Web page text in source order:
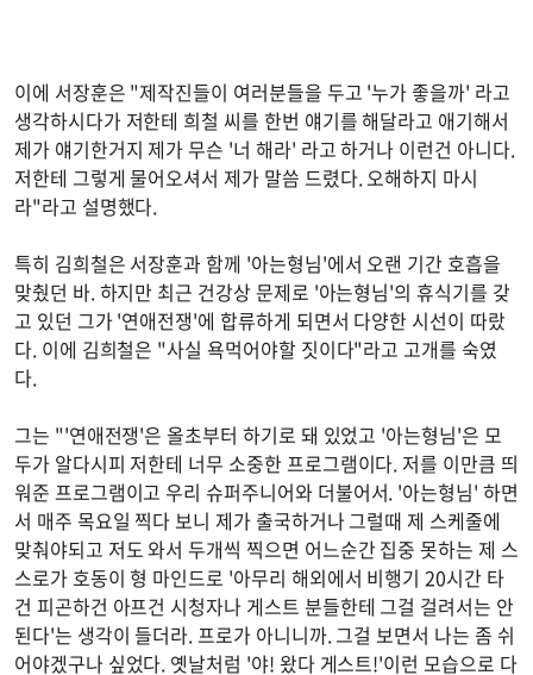
이에 서장훈은 "제작진들이 여러분들을 두고 '누가 좋을까' 라고
생각하시다가 저한테 희철 씨를 한번 얘기를 해달라고 애기해서
제가 얘기한거지 제가 무슨 '너 해라' 라고 하거나 이런건 아니다.
저한테 그렇게 물어오셔서 제가 말씀 드렸다. 오해하지 마시
라"라고 설명했다.
특히 김희철은 서장훈과 함께 '아는형님'에서 오랜 기간 호흡을
맞췄던 바. 하지만 최근 건강상 문제로 '아는형님'의 휴식기를 갖
고 있던 그가 '연애전쟁'에 합류하게 되면서 다양한 시선이 따랐
다. 이에 김희철은 "사실 욕먹어야할 짓이다"라고 고개를 숙였
다.
그는 "'연애전쟁'은 올초부터 하기로 돼 있었고 '아는형님'은 모
두가 알다시피 저한테 너무 소중한 프로그램이다. 저를 이만큼 띄
워준 프로그램이고 우리 슈퍼주니어와 더불어서. '아는형님' 하면
서 매주 목요일 찍다 보니 제가 출국하거나 그럴때 제 스케줄에
맞춰야되고 저도 와서 두개씩 찍으면 어느순간 집중 못하는 제 스
스로가 호동이 형 마인드로 '아무리 해외에서 비행기 20시간 타
건 피곤하건 아프건 시청자나 게스트 분들한테 그걸 걸려서는 안
된다'는 생각이 들더라. 프로가 아니니까. 그걸 보면서 나는 좀 쉬
어야겠구나 싶었다. 옛날처럼 '야! 왔다 게스트!'이런 모습으로 다